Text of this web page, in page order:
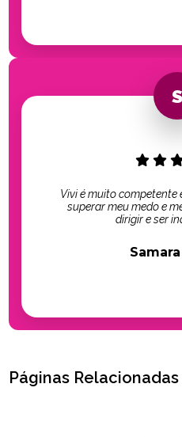
Vivi é muito competente
superar meu medo e
dirigir e ser
Páginas Relacionadas